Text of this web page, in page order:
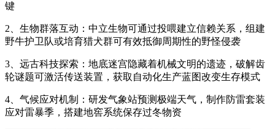
键
2、生物群落互动：中立生物可通过投喂建立信赖关系，组建
野牛护卫队或培育猎犬群可有效抵御周期性的野怪侵袭
3、远古科技探索：地底迷宫隐藏着机械文明的遗迹，破解齿
轮谜题可激活传送装置，获取自动化生产蓝图改变生存模式
4、气候应对机制：研发气象站预测极端天气，制作防雷套装
应对雷暴季，搭建地窖系统保存过冬物资